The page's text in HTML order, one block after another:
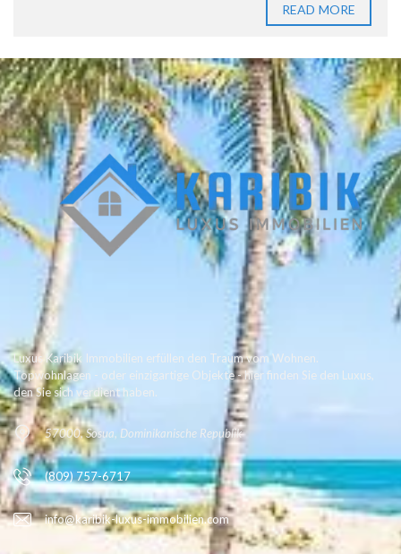
READ MORE
Luxus Karibik Immobilien erfüllen den Traum vom Wohnen.
Topwohnlagen - oder einzigartige Objekte - hier finden Sie den Luxus,
den Sie sich verdient haben.
57000, Sosua, Dominikanische Republik
(809) 757-6717
info@karibik-luxus-immobilien.com